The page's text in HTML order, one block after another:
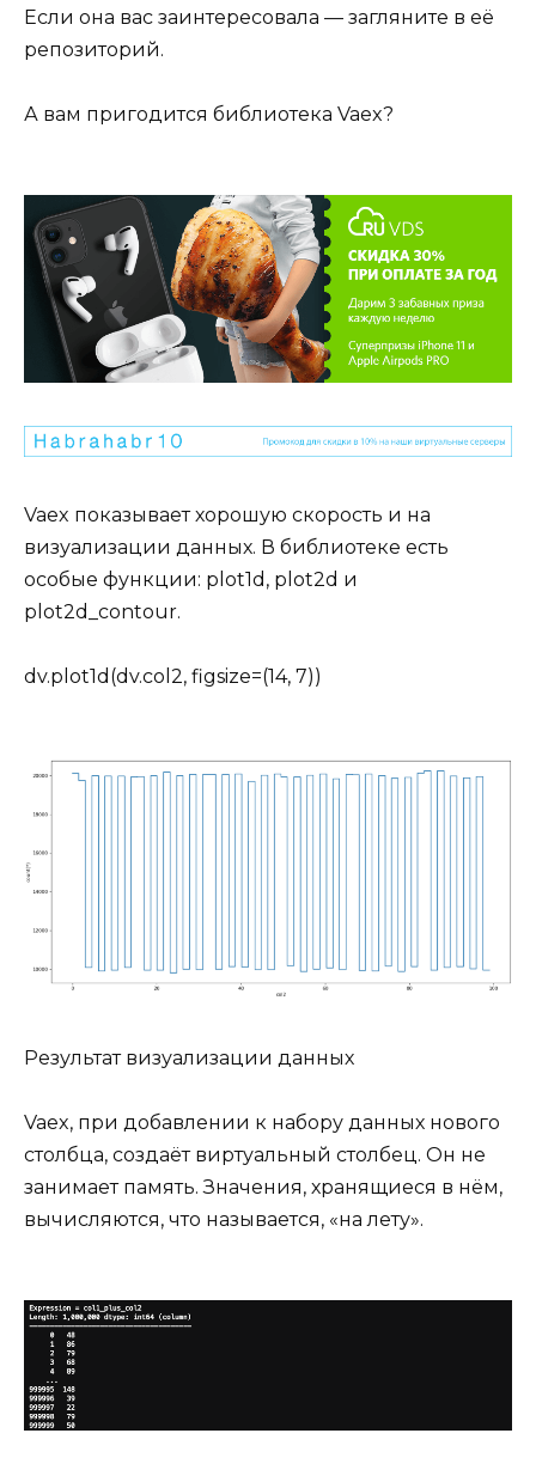
Если она вас заинтересовала — загляните в её
репозиторий.
А вам пригодится библиотека Vaex?
Vaex показывает хорошую скорость и на
визуализации данных. В библиотеке есть
особые функции: plot1d, plot2d и
plot2d_contour.
dv.plot1d(dv.col2, figsize=(14, 7))
Результат визуализации данных
Vaex, при добавлении к набору данных нового
столбца, создаёт виртуальный столбец. Он не
занимает память. Значения, хранящиеся в нём,
вычисляются, что называется, «на лету».